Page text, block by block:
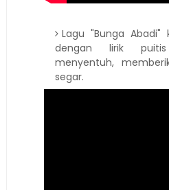
Lagu "Bunga Abadi"
dengan lirik
menyentuh,
segar.